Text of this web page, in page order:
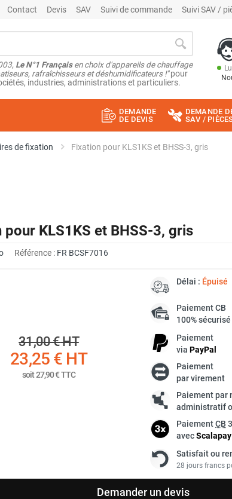
Contact Devis SAV Suivi de commande Suivi SAV /
Le N°1 Françaisen choix d'appareils de chauffage
rafraîchisseurs et déshumidificateurs !"pour
industries, administrations et particuliers.
Lu
DEMANDE
DE DEVIS
DEMANDE
SAV /
de fixation Fixation pour KLS1KS et BHSS-3, gris
pour KLS1KS et BHSS-3, gris
Référence : FR BCSF7016
31,00 €HT
23,25 € HT
soit27,90 €TTC
Délai : Épuisé
PaiementCB
100% sécurisé
Paiement
via PayPal
Paiement
par virement
Paiement par
administratif
PaiementCB
avecScalapay
Satisfait ou
28 jours francs
Demander un devis